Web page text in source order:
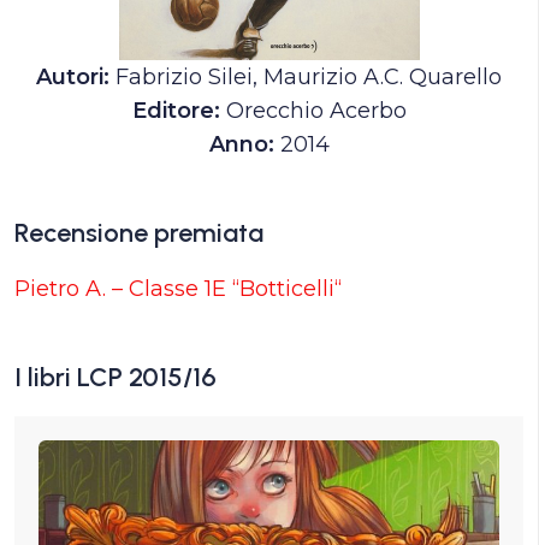
Autori: Fabrizio Silei, Maurizio A.C. Quarello
Editore: Orecchio Acerbo
Anno: 2014
Recensione premiata
Pietro A. – Classe 1E “Botticelli“
I libri LCP 2015/16